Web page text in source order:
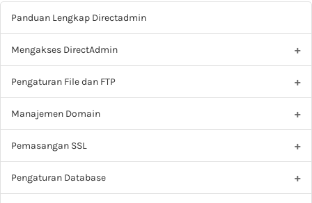
Panduan Lengkap Directadmin
Mengakses DirectAdmin
Pengaturan File dan FTP
Manajemen Domain
Pemasangan SSL
Pengaturan Database